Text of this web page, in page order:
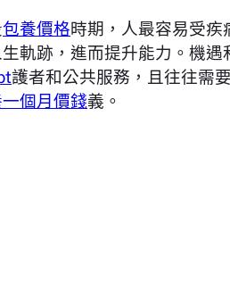
包養價格時期，人最容易受
軌跡，進而提升能力。機遇
護者和公共服務，且往往需
個月價錢義。